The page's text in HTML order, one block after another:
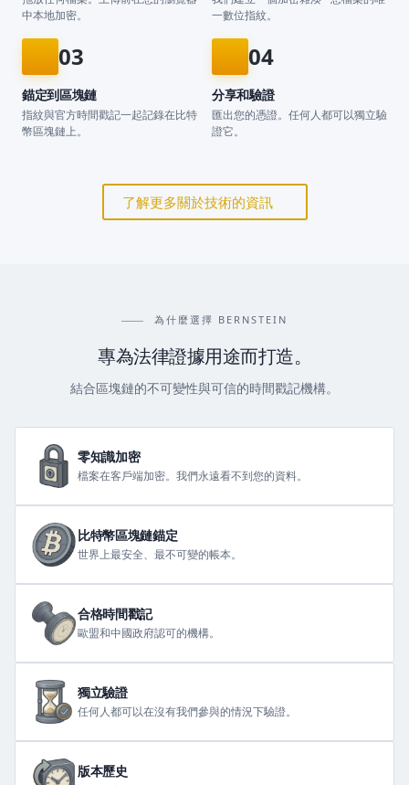
中本地加密。
一數位指紋。
03
錨定到區塊鏈
指紋與官方時間戳記一起記錄在比特
幣區塊鏈上。
04
分享和驗證
匯出您的憑證。任何人都可以獨立驗
證它。
了解更多關於技術的資訊
為什麼選擇 BERNSTEIN
專為法律證據用途而打造。
結合區塊鏈的不可變性與可信的時間戳記機構。
零知識加密
檔案在客戶端加密。我們永遠看不到您的資料。
比特幣區塊鏈錨定
世界上最安全、最不可變的帳本。
合格時間戳記
歐盟和中國政府認可的機構。
獨立驗證
任何人都可以在沒有我們參與的情況下驗證。
版本歷史